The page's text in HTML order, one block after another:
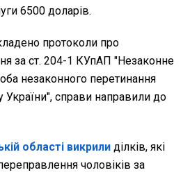
6500 доларів.
протоколи про
за ст. 204-1 КУпАП "Незаконне
незаконного перетинання
справи направили до
області викрили ділків, які
чоловіків за